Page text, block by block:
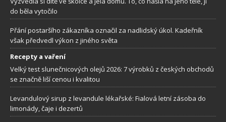
do běla vytočilo
Přání postaršího zákazníka označil za nadlidský úkol. Kadeřník
však předvedl výkon z jiného světa
Recepty a vaření
Velký test slunečnicových olejů 2026: 7 výrobků z českých obchodů
se značně liší cenou i kvalitou
Levandulový sirup z levandule lékařské: Fialová letní zásoba do
limonády, čaje i dezertů